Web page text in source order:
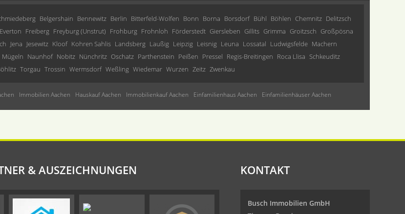
Belgershain Bennewitz Berlin Bitterfeld-Wolfen Bonn Borna Borsdorf Bühl Böhlen Chemnitz Delitzsch
Everton Freiberg Freyburg (Unstrut) Frohburg Frohnloh Förderstedt Giersleben Gillits Grimma Groitzsch Großpösna
Jena Jesewitz Kloof Kohren Sahlis Landsberg Laußig Leipzig Leisnig Leuna Lossatal Ludwigsfelde Machern
Mügeln Naunhof Nobitz Nünchritz Oschatz Parthenstein Peißen Pressel Regis-Breitingen Roca Llisa Schkeuditz
Torgau Trossin Wermsdorf Weßling Wiedemar Wurzen Zeitz Zwenkau
Immobilien Aachen Hauskauf Aachen Immobilienkauf Aachen Einfamilienhaus Aachen Einfamilienhäuser Aachen
& AUSZEICHNUNGEN KONTAKT
Busch Immobilien GmbH